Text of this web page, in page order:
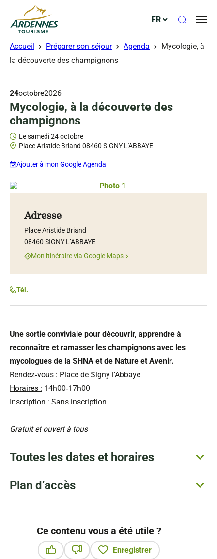
ADT des Ardennes
FR Ouvrir
Accueil Préparer son séjour Agenda
Mycologie, à
la découverte des champignons
24octobre2026
Mycologie, à la découverte des
champignons
Le samedi 24 octobre
Place Aristide Briand 08460 SIGNY L'ABBAYE
Ajouter à mon Google Agenda
Une sortie conviviale pour découvrir, apprendre à
reconnaître et ramasser les champignons avec les
mycologues de la SHNA et de Nature et Avenir.
Rendez‑vous : Place de Signy l’Abbaye
Horaires : 14h00‑17h00
Inscription : Sans inscription
Gratuit et ouvert à tous
Toutes les dates et horaires
Plan d’accès
Photo 1, © Droits libres
Adresse
Place Aristide Briand
08460 SIGNY L’ABBAYE
Mon itinéraire via Google Maps
Tél.
Ce contenu vous a été utile ?
Enregistrer